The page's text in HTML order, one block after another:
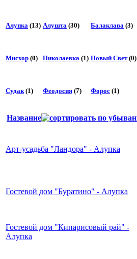
Алупка (13) Алушта (30) Балаклава (3)
Мисхор (0) Николаевка (1) Новый Свет(0)
Судак (1) Феодосия (7) Форос (1)
Название
Арт-усадьба "Ландора" - Алупка
Гостевой дом "Буратино" - Алупка
Гостевой дом "Кипарисовый рай" -
Алупка